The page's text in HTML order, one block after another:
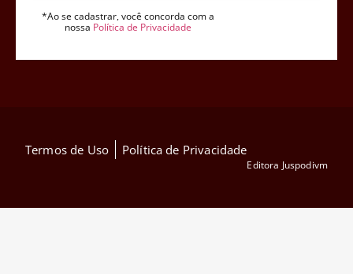
*Ao se cadastrar, você concorda com a
nossa Política de Privacidade
Termos de Uso Política de Privacidade
Editora Juspodivm